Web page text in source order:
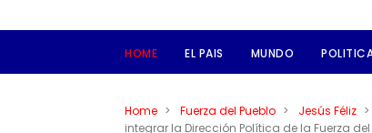
HOME EL PAIS MUNDO
Home > Fuerza del Pueblo > Jesús Féliz >
integrar la Dirección Política de la Fuerza del